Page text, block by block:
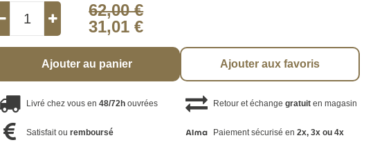
62,00 €
31,01 €
Ajouter au panier Ajouter aux favoris
Livré chez vous en48/72h ouvrées Retour et échange gratuiten magasin
Satisfait ouremboursé Paiement sécurisé en 2x, 3x ou 4x